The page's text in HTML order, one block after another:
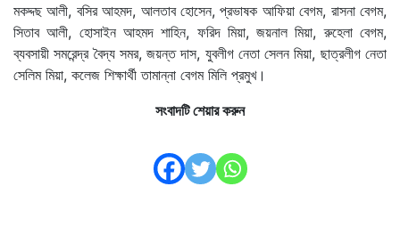
মকদ্দছ আলী, বসির আহমদ, আলতাব হোসেন, প্রভাষক আফিয়া বেগম, রাসনা বেগম,
সিতাব আলী, হোসাইন আহমদ শাহিন, ফরিদ মিয়া, জয়নাল মিয়া, রুহেলা বেগম,
ব্যবসায়ী সমরেন্দ্র বৈদ্য সমর, জয়ন্ত দাস, যুবলীগ নেতা সেলন মিয়া, ছাত্রলীগ নেতা
সেলিম মিয়া, কলেজ শিক্ষার্থী তামান্না বেগম মিলি প্রমুখ।
সংবাদটি শেয়ার করুন